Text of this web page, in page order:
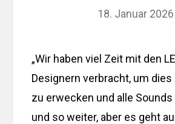
18. Januar 2026
„Wir haben viel Zeit mit den
Designern verbracht, um
zu erwecken und alle
und so weiter, aber es geht